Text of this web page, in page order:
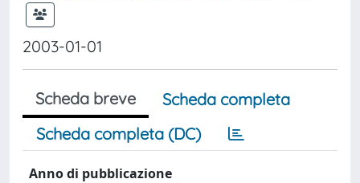
2003-01-01
Scheda breve
Scheda completa
Scheda completa (DC)
Anno di pubblicazione